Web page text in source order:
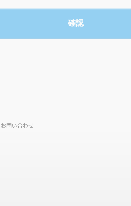
適切に個人情報を取り扱い、目
実にするための措置として定期
策の実施について
確認
問い合わせ